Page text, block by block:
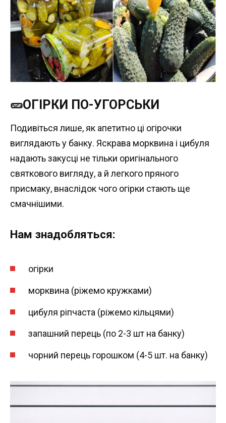
🥒ОГІРКИ ПО-УГОРСЬКИ
Подивіться лише, як апетитно ці огірочки
виглядають у банку. Яскрава морквина і цибуля
надають закусці не тільки оригінального
святкового вигляду, а й легкого пряного
присмаку, внаслідок чого огірки стають ще
смачнішими.
Нам знадобляться:
огірки
морквина (ріжемо кружками)
цибуля ріпчаста (ріжемо кільцями)
запашний перець (по 2-3 шт на банку)
чорний перець горошком (4-5 шт. на банку)